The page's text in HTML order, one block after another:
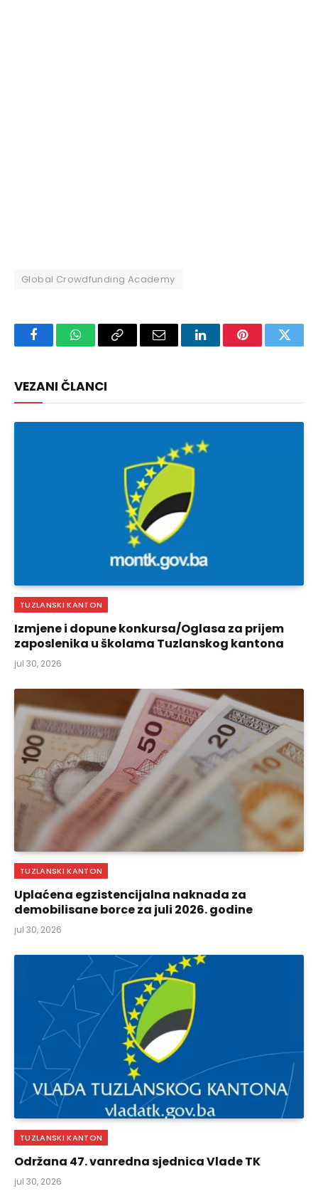
Global Crowdfunding Academy
FacebookWhatsAppCopy
Email LinkedInPinterest
VEZANI ČLANCI
TUZLANSKI KANTON
Izmjene i dopune konkursa/Oglasa za prijem
zaposlenika u školama Tuzlanskog kantona
jul 30, 2026
TUZLANSKI KANTON
Uplaćena egzistencijalna naknada za
demobilisane borce za juli 2026. godine
jul 30, 2026
TUZLANSKI KANTON
Održana 47. vanredna sjednica Vlade TK
jul 30, 2026